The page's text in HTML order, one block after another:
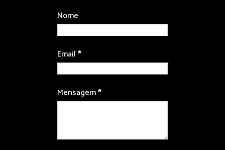
Nome
Email*
Mensagem*